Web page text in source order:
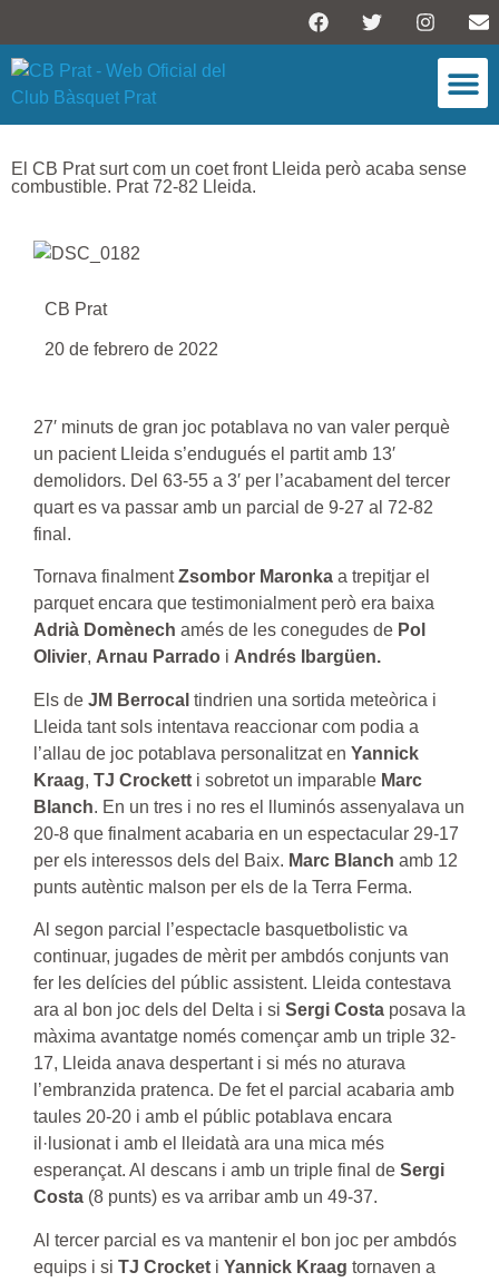
El CB Prat surt com un coet front Lleida però acaba sense
combustible. Prat 72-82 Lleida.
CB Prat
20 de febrero de 2022
27′ minuts de gran joc potablava no van valer perquè
un pacient Lleida s’endugués el partit amb 13′
demolidors. Del 63-55 a 3′ per l’acabament del tercer
quart es va passar amb un parcial de 9-27 al 72-82
final.
Tornava finalmentZsombor Maronka a trepitjar el
parquet encara que testimonialment però era baixa
Adrià Domènech amés de les conegudes de Pol
Olivier, Arnau Parrado i Andrés Ibargüen.
Els de JM Berrocal tindrien una sortida meteòrica i
Lleida tant sols intentava reaccionar com podia a
l’allau de joc potablava personalitzat en Yannick
Kraag, TJ Crockett i sobretot un imparable Marc
Blanch. En un tres i no res el lluminós assenyalava un
20-8 que finalment acabaria en un espectacular 29-17
per els interessos dels del Baix. Marc Blanch amb 12
punts autèntic malson per els de la Terra Ferma.
Al segon parcial l’espectacle basquetbolistic va
continuar, jugades de mèrit per ambdós conjunts van
fer les delícies del públic assistent. Lleida contestava
ara al bon joc dels del Delta i si Sergi Costa posava la
màxima avantatge només començar amb un triple 32-
17, Lleida anava despertant i si més no aturava
l’embranzida pratenca. De fet el parcial acabaria amb
taules 20-20 i amb el públic potablava encara
il·lusionat i amb el lleidatà ara una mica més
esperançat. Al descans i amb un triple final de Sergi
Costa (8 punts) es va arribar amb un 49-37.
Al tercer parcial es va mantenir el bon joc per ambdós
equips i si TJ Crocket i Yannick Kraag tornaven a